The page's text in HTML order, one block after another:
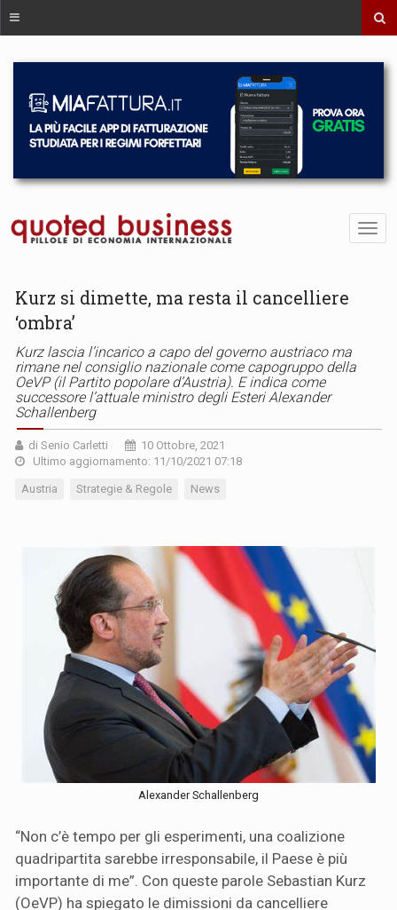
Kurz si dimette, ma resta il cancelliere
‘ombra’
Kurz lascia l’incarico a capo del governo austriaco ma
rimane nel consiglio nazionale come capogruppo della
OeVP (il Partito popolare d’Austria). E indica come
successore l’attuale ministro degli Esteri Alexander
Schallenberg
di Senio Carletti
10 Ottobre, 2021
Ultimo aggiornamento: 11/10/2021 07:18
Austria Strategie & Regole News
Alexander Schallenberg
“Non c’è tempo per gli esperimenti, una coalizione
quadripartita sarebbe irresponsabile, il Paese è più
importante di me”. Con queste parole Sebastian Kurz
(OeVP) ha spiegato le dimissioni da cancelliere